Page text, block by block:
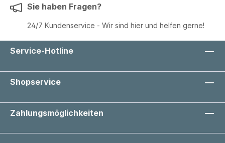
Sie haben Fragen?
24/7 Kundenservice - Wir sind hier und helfen gerne!
Service-Hotline
Shopservice
Zahlungsmöglichkeiten